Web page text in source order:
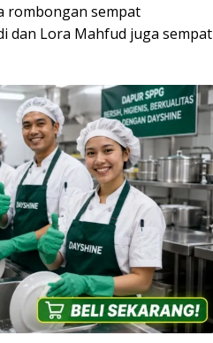
rombongan sempat
dan Lora Mahfud juga sempat